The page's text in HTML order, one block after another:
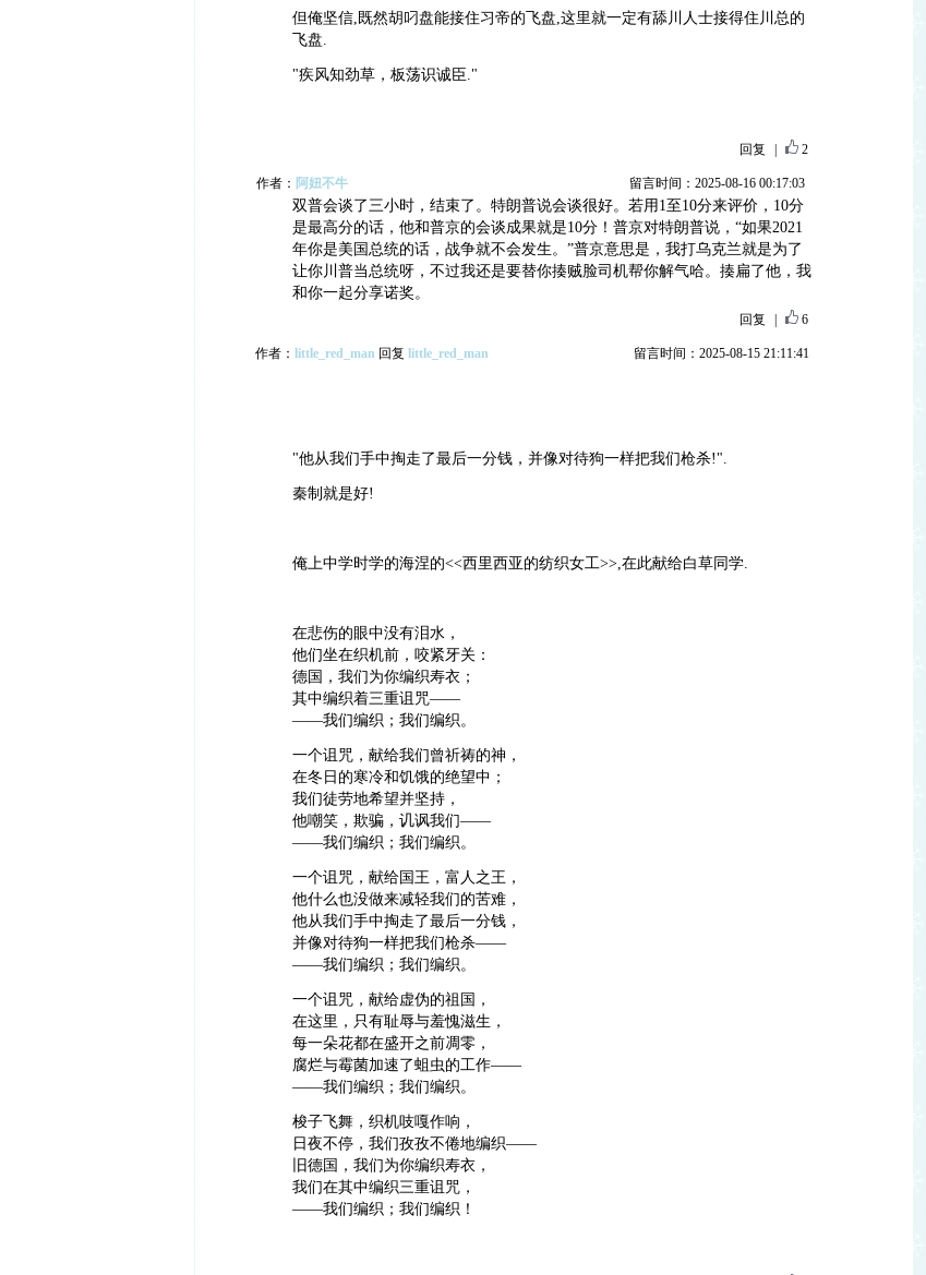
但俺坚信,既然胡叼盘能接住习帝的飞盘,这里就一定有舔川人士接得住川总的
飞盘.
"疾风知劲草，板荡识诚臣."
回复 2
作者： 阿妞不牛 留言时间：2025-08-16 00:17:03
双普会谈了三小时，结束了。特朗普说会谈很好。若用1至10分来评价，10分
是最高分的话，他和普京的会谈成果就是10分！普京对特朗普说，“如果2021
年你是美国总统的话，战争就不会发生。”普京意思是，我打乌克兰就是为了
让你川普当总统呀，不过我还是要替你揍贼脸司机帮你解气哈。揍扁了他，我
和你一起分享诺奖。
回复 6
作者： little_red_man 回复 little_red_man 留言时间：2025-08-15 21:11:41
"他从我们手中掏走了最后一分钱，并像对待狗一样把我们枪杀!".
秦制就是好!
俺上中学时学的海涅的<<西里西亚的纺织女工>>,在此献给白草同学.
在悲伤的眼中没有泪水，
他们坐在织机前，咬紧牙关：
德国，我们为你编织寿衣；
其中编织着三重诅咒——
——我们编织；我们编织。
一个诅咒，献给我们曾祈祷的神，
在冬日的寒冷和饥饿的绝望中；
我们徒劳地希望并坚持，
他嘲笑，欺骗，讥讽我们——
——我们编织；我们编织。
一个诅咒，献给国王，富人之王，
他什么也没做来减轻我们的苦难，
他从我们手中掏走了最后一分钱，
并像对待狗一样把我们枪杀——
——我们编织；我们编织。
一个诅咒，献给虚伪的祖国，
在这里，只有耻辱与羞愧滋生，
每一朵花都在盛开之前凋零，
腐烂与霉菌加速了蛆虫的工作——
——我们编织；我们编织。
梭子飞舞，织机吱嘎作响，
日夜不停，我们孜孜不倦地编织——
旧德国，我们为你编织寿衣，
我们在其中编织三重诅咒，
——我们编织；我们编织！